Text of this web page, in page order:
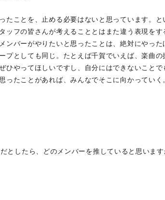
たことを、止める必要はないと思っています。と
ッフの皆さんが考えることとはまた違う表現をす
ンバーがやりたいと思ったことは、絶対にやった
プとしても同じ。たとえば千賀でいえば、楽曲の
ひやってほしいですし、自分にはできないことで
ったことがあれば、みんなでそこに向かっていく
したら、どのメンバーを推していると思います